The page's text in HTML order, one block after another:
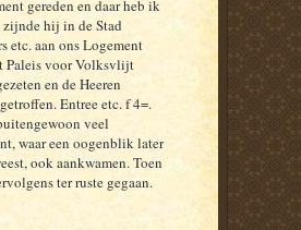
gereden en daar heb ik
zijnde hij in de Stad
etc. aan ons Logement
Paleis voor Volksvlijt
en de Heeren
Entree etc. f 4=.
veel
waar een oogenblik later
ook aankwamen. Toen
ter ruste gegaan.